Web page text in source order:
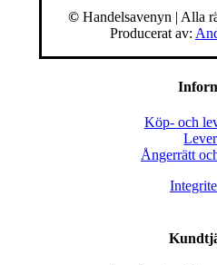
© Handelsavenyn | Alla
Producerat av:
Köp- och
Ångerrätt